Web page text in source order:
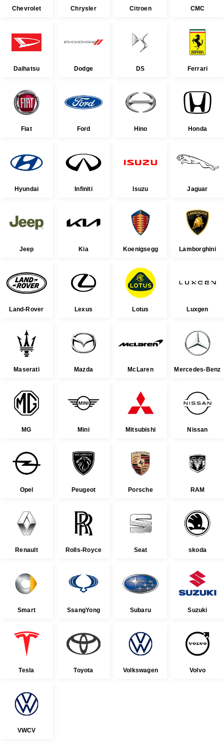
Chevrolet Chrysler Citroen CMC
Daihatsu Dodge DS Ferrari
Fiat Ford Hino Honda
Hyundai Infiniti Isuzu Jaguar
Jeep Kia Koenigsegg Lamborghini
Land-Rover Lexus Lotus Luxgen
Maserati Mazda McLaren Mercedes-Benz
MG Mini Mitsubishi Nissan
Opel Peugeot Porsche RAM
Renault Rolls-Royce Seat skoda
Smart SsangYong Subaru Suzuki
Tesla Toyota Volkswagen Volvo
VWCV